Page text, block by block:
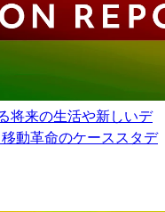
将来の生活や新しいデ
動革命のケーススタデ